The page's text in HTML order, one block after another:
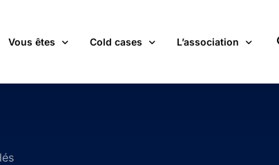
Vous êtes
passionné(e) par les cold cases
Cold cases L’association